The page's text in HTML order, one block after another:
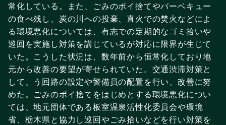
常化している。また、ごみのポイ捨てやバーベキュー
の食べ残し、炭の川への投棄、直火での焚火などによ
る環境悪化については、有志での定期的なゴミ拾いや
巡回を実施し対策を講じているが対応に限界が生じて
いた。こうした状況は、数年前から恒常化しており地
元から改善の要望が寄せられていた。交通渋滞対策と
して、う回路の設定や警備員の配置を行い、改善に努
めた。ごみのポイ捨てをはじめとする環境悪化につい
ては、地元団体である板室温泉活性化委員会や環境
省、栃木県と協力し巡回やごみ拾いなどを行い対策を